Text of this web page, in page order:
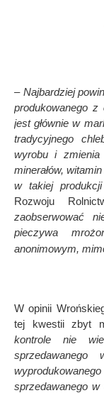
– Najbardziej
produkowanego z
jest głównie w
tradycyjnego
wyrobu i zmienia
minerałów,
w takiej
Rozwoju
zaobserwować
pieczywa
anonimowym,
W opinii
tej kwestii zbyt
kontrole nie
sprzedawanego